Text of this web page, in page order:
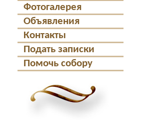
Фотогалерея
Объявления
Контакты
Подать записки
Помочь собору